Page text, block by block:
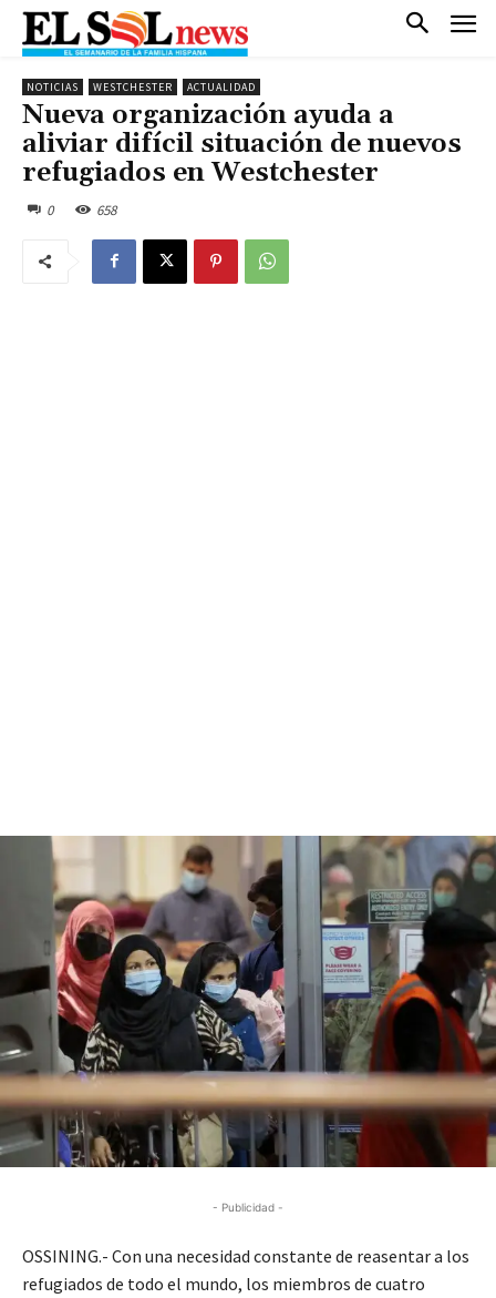
NOTICIAS WESTCHESTER ACTUALIDAD
Nueva organización ayuda a
aliviar difícil situación de nuevos
refugiados en Westchester
0 658
- Publicidad -
OSSINING.- Con una necesidad constante de reasentar a los
refugiados de todo el mundo, los miembros de cuatro